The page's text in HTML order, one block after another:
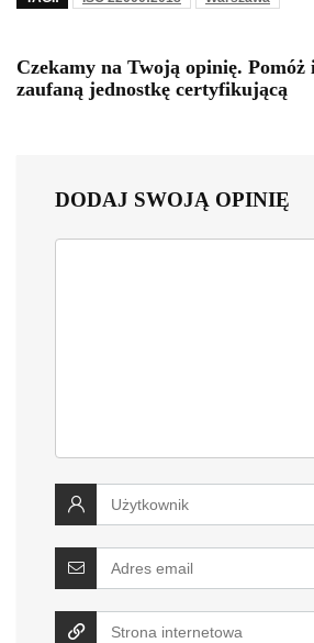
Czekamy na Twoją opinię.
zaufaną jednostkę certyfikującą
DODAJ SWOJĄ OPINIĘ